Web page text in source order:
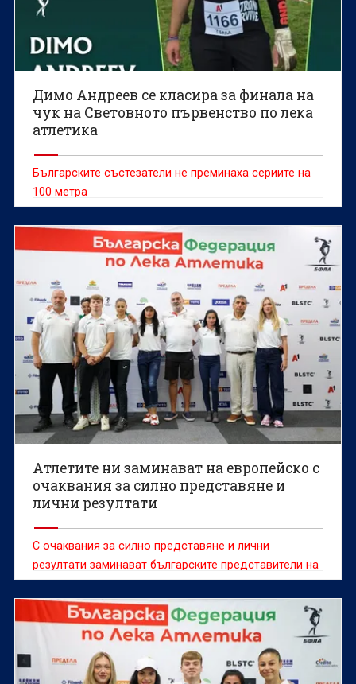
Димо Андреев се класира за финала на
чук на Световното първенство по лека
атлетика
Българските състезатели не преминаха сериите на
100 метра
Атлетите ни заминават на европейско с
очаквания за силно представяне и
лични резултати
С очаквания за силно представяне и лични
резултати заминават българските представители на
европейското първенство по лека атлетика, което
ще се проведе в Бирмингам от 10 до 16 август.